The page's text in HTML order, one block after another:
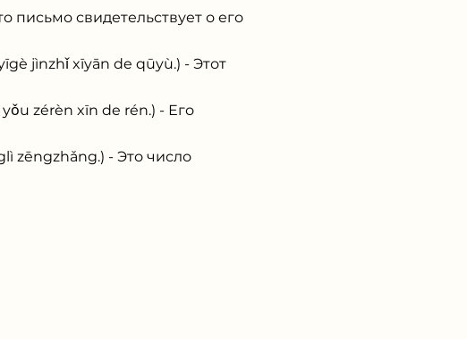
письмо свидетельствует о его
jìnzhǐ xīyān de qūyù.) - Этот
yǒu zérèn xīn de rén.) - Его
zēngzhǎng.) - Это число